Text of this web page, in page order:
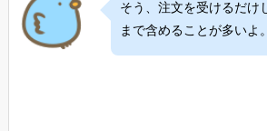
そう、注文を受けるだけ
まで含めることが多いよ。